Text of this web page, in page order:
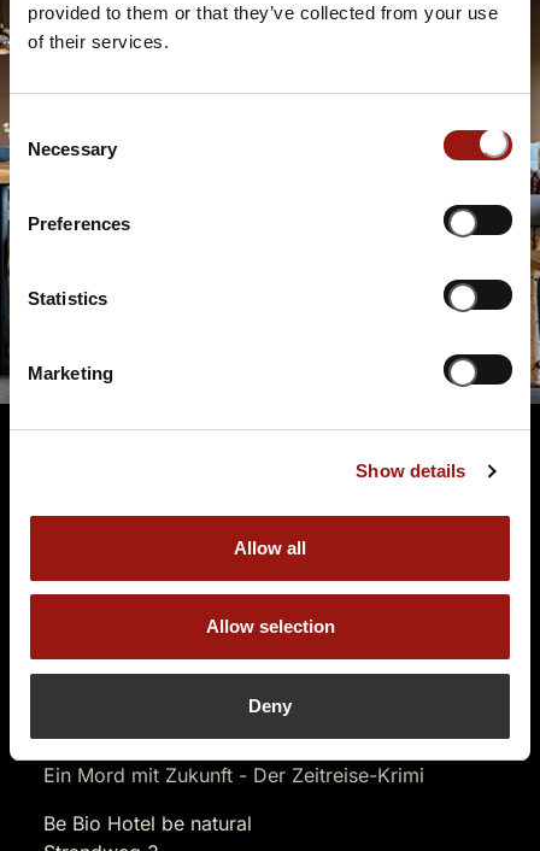
provided to them or that they’ve collected from your use
of their services.
Consent
Selection
Necessary
Preferences
Statistics
Marketing
Show details
Allow all
Allow selection
Deny
Terminüberblick
DO.
15.10.2026 19:00 Uhr
Ein Mord mit Zukunft - Der Zeitreise-Krimi
Be Bio Hotel be natural